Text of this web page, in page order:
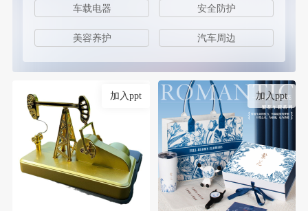
车载电器 安全防护
美容养护 汽车周边
加入ppt 加入ppt